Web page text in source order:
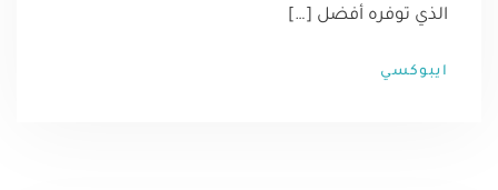
الذي توفره أفضل […]
ايبوكسي